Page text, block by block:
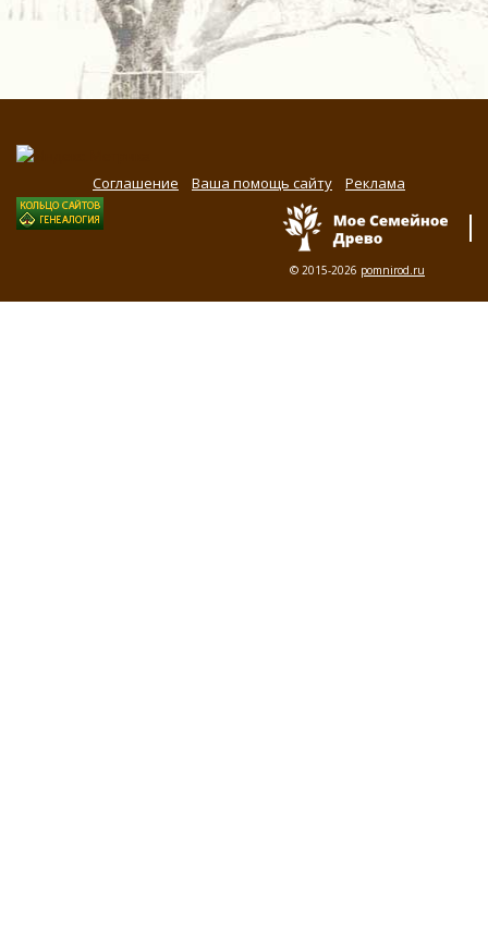
Соглашение Ваша помощь сайту Реклама
© 2015-2026 pomnirod.ru